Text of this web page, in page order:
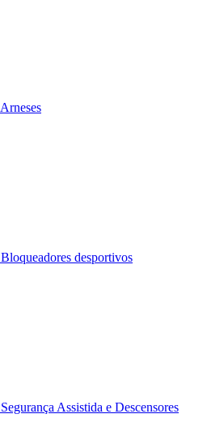
Arneses
Bloqueadores desportivos
Segurança Assistida e Descensores